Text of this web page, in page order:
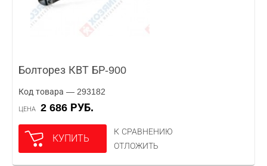
Болторез КВТ БР-900
Код товара — 293182
ЦЕНА 2 686 РУБ.
КУПИТЬ
К СРАВНЕНИЮ
ОТЛОЖИТЬ